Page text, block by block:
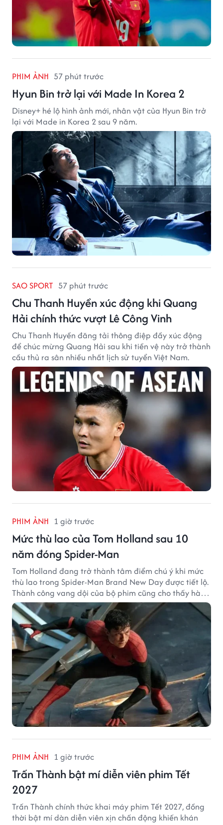
PHIM ẢNH 57 phút trước
Hyun Bin trở lại với Made In Korea 2
Disney+ hé lộ hình ảnh mới, nhân vật của Hyun Bin trở
lại với Made in Korea 2 sau 9 năm.
SAO SPORT 57 phút trước
Chu Thanh Huyền xúc động khi Quang
Hải chính thức vượt Lê Công Vinh
Chu Thanh Huyền đăng tải thông điệp đầy xúc động
để chúc mừng Quang Hải sau khi tiền vệ này trở thành
cầu thủ ra sân nhiều nhất lịch sử tuyển Việt Nam.
PHIM ẢNH 1 giờ trước
Mức thù lao của Tom Holland sau 10
năm đóng Spider-Man
Tom Holland đang trở thành tâm điểm chú ý khi mức
thù lao trong Spider-Man Brand New Day được tiết lộ.
Thành công vang dội của bộ phim cũng cho thấy hành
trình thăng hạng đáng chú ý của nam diễn viên sau
một thập kỷ gắn bó với vai Người Nhện.
PHIM ẢNH 1 giờ trước
Trấn Thành bật mí diễn viên phim Tết
2027
Trấn Thành chính thức khai máy phim Tết 2027, đồng
thời bật mí dàn diễn viên xịn chấn động khiến khán